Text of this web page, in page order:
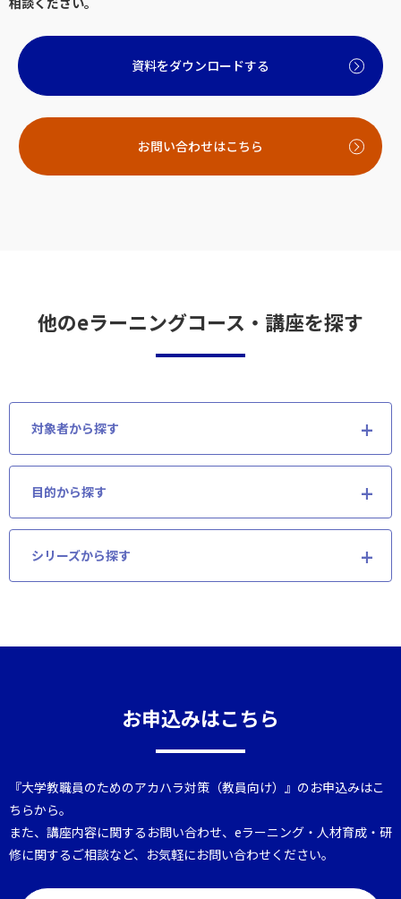
資料をダウンロードする
お問い合わせはこちら
他のeラーニングコース・講座を探す
対象者から探す
目的から探す
シリーズから探す
お申込みはこちら
『大学教職員のためのアカハラ対策（教員向け）』のお申込みはこ
ちらから。
また、講座内容に関するお問い合わせ、eラーニング・人材育成・研
修に関するご相談など、お気軽にお問い合わせください。